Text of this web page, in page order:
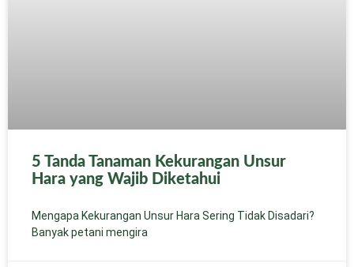
5 Tanda Tanaman Kekurangan Unsur
Hara yang Wajib Diketahui
Mengapa Kekurangan Unsur Hara Sering Tidak Disadari?
Banyak petani mengira